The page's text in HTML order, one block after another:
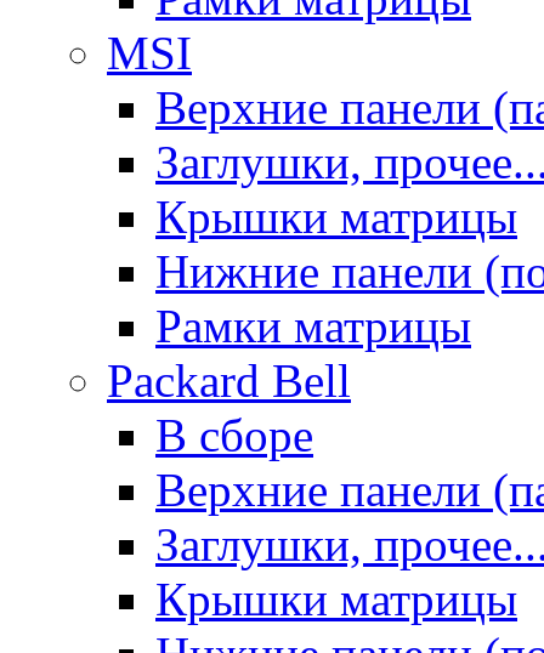
MSI
Верхние панели
Заглушки,
Крышки матрицы
Нижние панели
Рамки матрицы
Packard Bell
В сборе
Верхние панели
Заглушки,
Крышки матрицы